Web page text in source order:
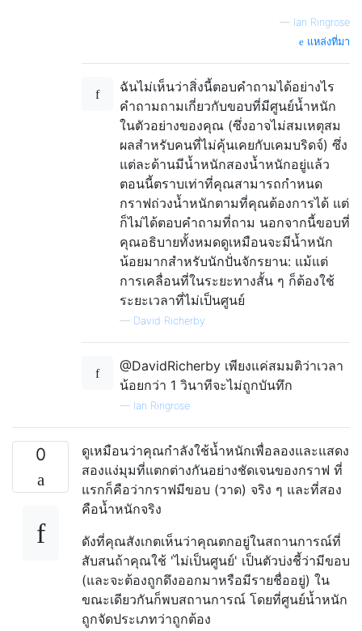
— Ian Ringrose
แหล่งที่มา
ฉันไม่เห็นว่าสิ่งนี้ตอบคำถามได้อย่างไร
คำถามถามเกี่ยวกับขอบที่มีศูนย์น้ำหนัก
ในตัวอย่างของคุณ (ซึ่งอาจไม่สมเหตุสม
ผลสำหรับคนที่ไม่คุ้นเคยกับเคมบริดจ์) ซึ่ง
แต่ละด้านมีน้ำหนักสองน้ำหนักอยู่แล้ว
ตอนนี้ตราบเท่าที่คุณสามารถกำหนด
กราฟถ่วงน้ำหนักตามที่คุณต้องการได้ แต่
ก็ไม่ได้ตอบคำถามที่ถาม นอกจากนี้ขอบที่
คุณอธิบายทั้งหมดดูเหมือนจะมีน้ำหนัก
น้อยมากสำหรับนักปั่นจักรยาน: แม้แต่
การเคลื่อนที่ในระยะทางสั้น ๆ ก็ต้องใช้
ระยะเวลาที่ไม่เป็นศูนย์
— David Richerby
@DavidRicherby เพียงแค่สมมติว่าเวลา
น้อยกว่า 1 วินาทีจะไม่ถูกบันทึก
— Ian Ringrose
0
ดูเหมือนว่าคุณกำลังใช้น้ำหนักเพื่อลองและแสดง
สองแง่มุมที่แตกต่างกันอย่างชัดเจนของกราฟ ที่
แรกก็คือว่ากราฟมีขอบ (วาด) จริง ๆ และที่สอง
คือน้ำหนักจริง
ดังที่คุณสังเกตเห็นว่าคุณตกอยู่ในสถานการณ์ที่
สับสนถ้าคุณใช้ 'ไม่เป็นศูนย์' เป็นตัวบ่งชี้ว่ามีขอบ
(และจะต้องถูกดึงออกมาหรือมีรายชื่ออยู่) ใน
ขณะเดียวกันก็พบสถานการณ์ โดยที่ศูนย์น้ำหนัก
ถูกจัดประเภทว่าถูกต้อง